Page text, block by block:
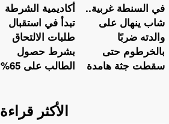
أكاديمية الشرطة
تبدأ في استقبال
طلبات الالتحاق
بشرط حصول
الطالب على 65%
في السنطة غربية..
شاب ينهال على
والدته ضربًا
بالخرطوم حتى
سقطت جثة هامدة
الأكثر قراءة